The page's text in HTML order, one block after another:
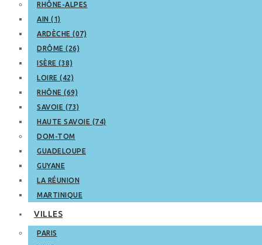
RHÔNE-ALPES
AIN (1)
ARDÈCHE (07)
DRÔME (26)
ISÈRE (38)
LOIRE (42)
RHÔNE (69)
SAVOIE (73)
HAUTE SAVOIE (74)
DOM-TOM
GUADELOUPE
GUYANE
LA RÉUNION
MARTINIQUE
VILLES
PARIS